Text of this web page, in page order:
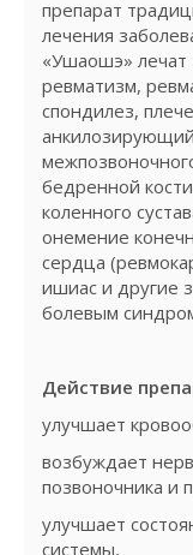
препарат
лечения
«Ушаошэ» лечат
ревматизм,
спондилез,
бедренной
коленного
онемение
сердца
ишиас и другие
болевым
Действие
улучшает
возбуждает
позвоночника
улучшает
системы,